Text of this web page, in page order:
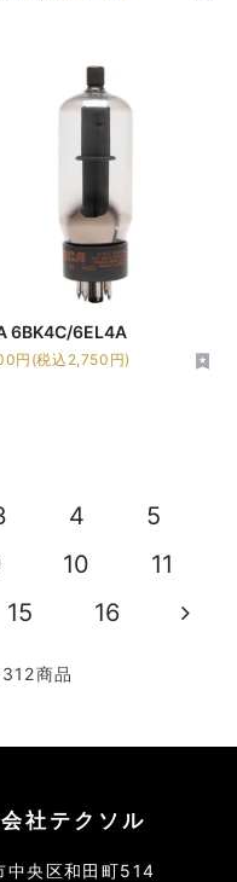
6BK4C/6EL4A
円(税込2,750円)
4
5
10
11
15 16
商品
社テクソル
央区和田町514